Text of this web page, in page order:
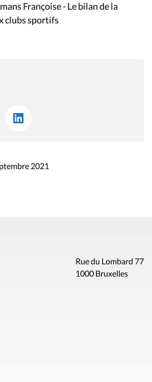
Françoise - Le bilan de la
clubs sportifs
2021
Rue du Lombard 77
1000 Bruxelles